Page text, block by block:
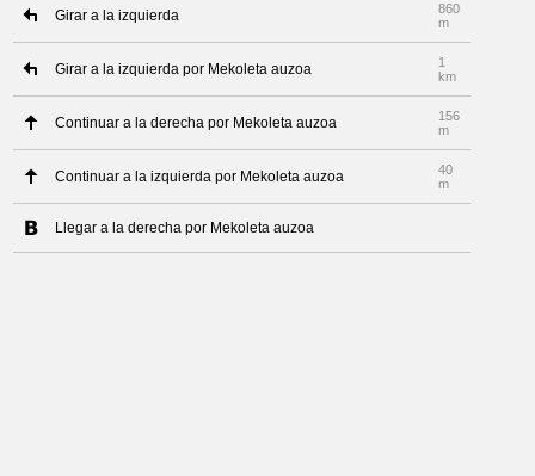
Girar a la izquierda
860
m
Girar a la izquierda por Mekoleta auzoa
1
km
Continuar a la derecha por Mekoleta auzoa
156
m
Continuar a la izquierda por Mekoleta auzoa
40
m
Llegar a la derecha por Mekoleta auzoa